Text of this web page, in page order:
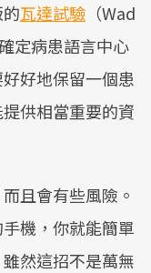
瓦達試驗 （Wad
定病患語言中心
好地保留一個患
供相當重要的資
且會有些風險。
機，你就能簡單
然這招不是萬無